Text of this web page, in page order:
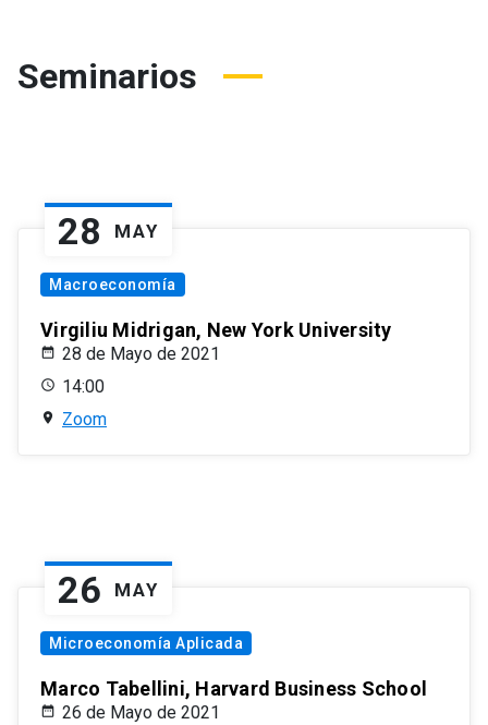
Seminarios
28 MAY
Macroeconomía
Virgiliu Midrigan, New York University
28 de Mayo de 2021
14:00
Zoom
26 MAY
Microeconomía Aplicada
Marco Tabellini, Harvard Business School
26 de Mayo de 2021